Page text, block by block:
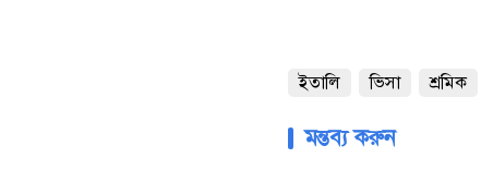
ইতালি ভিসা শ্রমিক
মন্তব্য করুন